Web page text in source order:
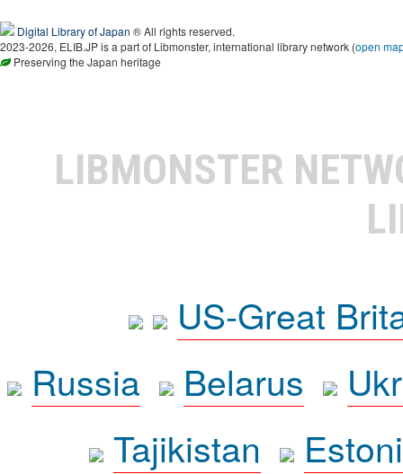
Digital Library of Japan ® All rights reserved.
2023-2026, ELIB.JP is a part of Libmonster, international library network (open
Preserving the Japan heritage
LIBMONSTER
US-Great
Russia
Belarus
Tajikistan